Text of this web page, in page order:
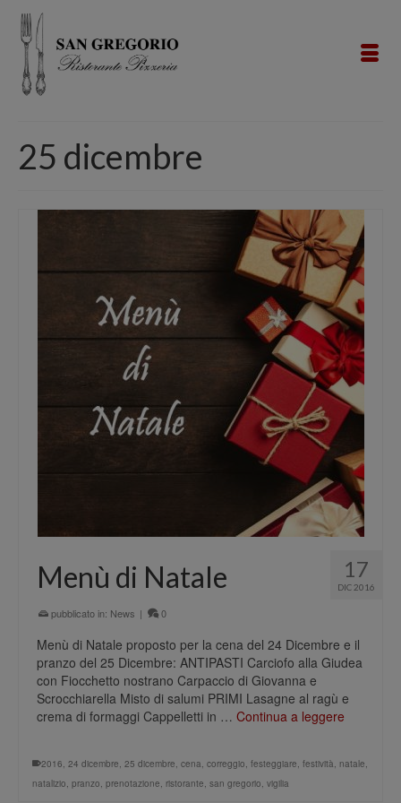
25 dicembre
17
DIC 2016
Menù di Natale
pubblicato in: News | 0
Menù di Natale proposto per la cena del 24 Dicembre e il
pranzo del 25 Dicembre: ANTIPASTI Carciofo alla Giudea
con Fiocchetto nostrano Carpaccio di Giovanna e
Scrocchiarella Misto di salumi PRIMI Lasagne al ragù e
crema di formaggi Cappelletti in … Continua a leggere
2016, 24 dicembre, 25 dicembre, cena, correggio, festeggiare, festività, natale,
natalizio, pranzo, prenotazione, ristorante, san gregorio, vigilia